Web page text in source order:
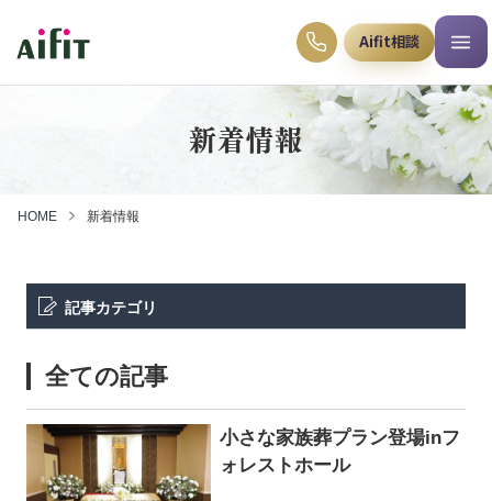
Aifit相談
新着情報
HOME 新着情報
記事カテゴリ
全ての記事
小さな家族葬プラン登場inフ
ォレストホール